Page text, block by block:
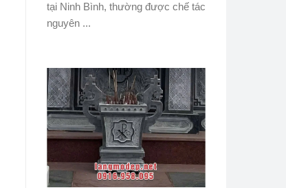
tại Ninh Bình, thường được chế tác
nguyên ...